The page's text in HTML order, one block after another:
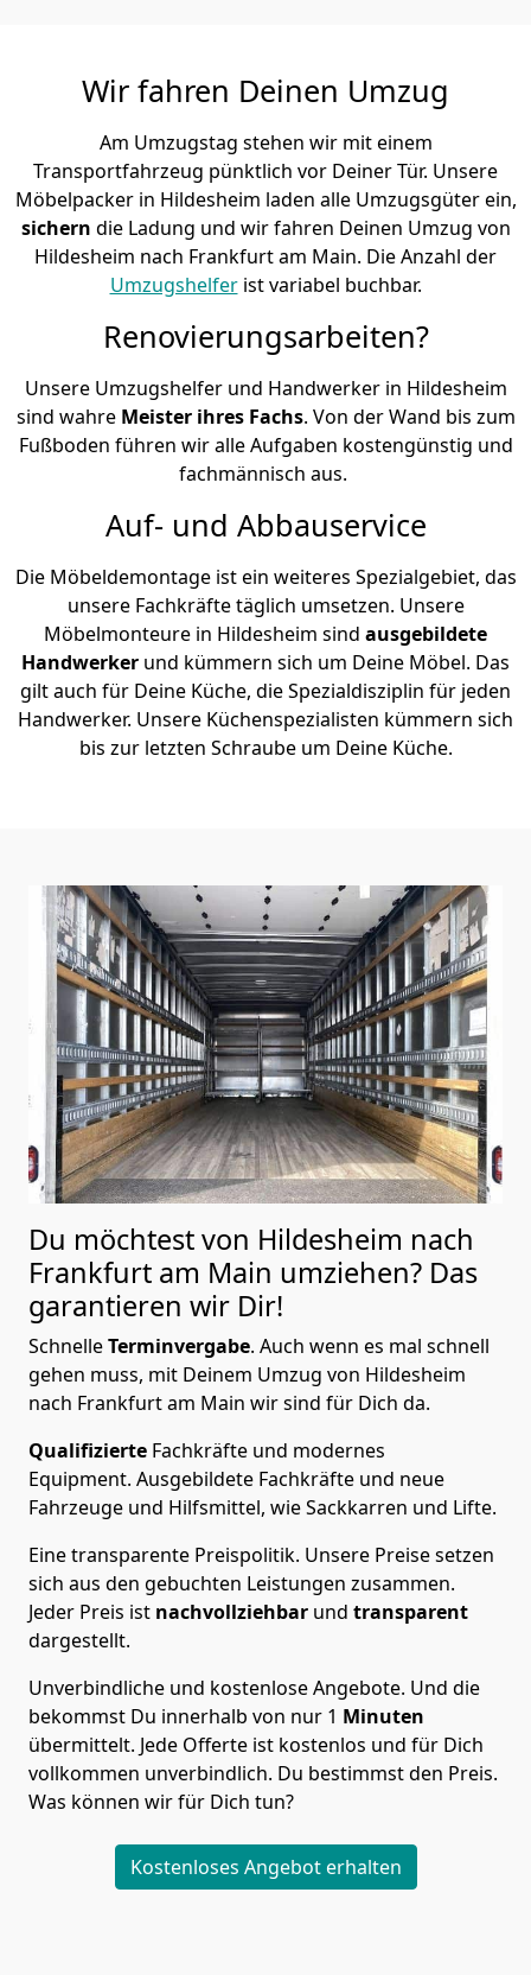
Wir fahren Deinen Umzug
Am Umzugstag stehen wir mit einem
Transportfahrzeug pünktlich vor Deiner Tür. Unsere
Möbelpacker in Hildesheim laden alle Umzugsgüter ein,
sichern die Ladung und wir fahren Deinen Umzug von
Hildesheim nach Frankfurt am Main. Die Anzahl der
Umzugshelferist variabel buchbar.
Renovierungsarbeiten?
Unsere Umzugshelfer und Handwerker in Hildesheim
sind wahre Meister ihres Fachs. Von der Wand bis zum
Fußboden führen wir alle Aufgaben kostengünstig und
fachmännisch aus.
Auf- und Abbauservice
Die Möbeldemontage ist ein weiteres Spezialgebiet, das
unsere Fachkräfte täglich umsetzen. Unsere
Möbelmonteure in Hildesheim sind ausgebildete
Handwerker und kümmern sich um Deine Möbel. Das
gilt auch für Deine Küche, die Spezialdisziplin für jeden
Handwerker. Unsere Küchenspezialisten kümmern sich
bis zur letzten Schraube um Deine Küche.
Du möchtest von Hildesheim nach
Frankfurt am Main umziehen? Das
garantieren wir Dir!
SchnelleTerminvergabe. Auch wenn es mal schnell
gehen muss, mit Deinem Umzug von Hildesheim
nach Frankfurt am Main wir sind für Dich da.
Qualifizierte Fachkräfte und modernes
Equipment. Ausgebildete Fachkräfte und neue
Fahrzeuge und Hilfsmittel, wie Sackkarren und Lifte.
Eine transparente Preispolitik. Unsere Preise setzen
sich aus den gebuchten Leistungen zusammen.
Jeder Preis ist nachvollziehbar und transparent
dargestellt.
Unverbindliche und kostenlose Angebote. Und die
bekommst Du innerhalb von nur 1 Minuten
übermittelt. Jede Offerte ist kostenlos und für Dich
vollkommen unverbindlich. Du bestimmst den Preis.
Was können wir für Dich tun?
Kostenloses Angebot erhalten